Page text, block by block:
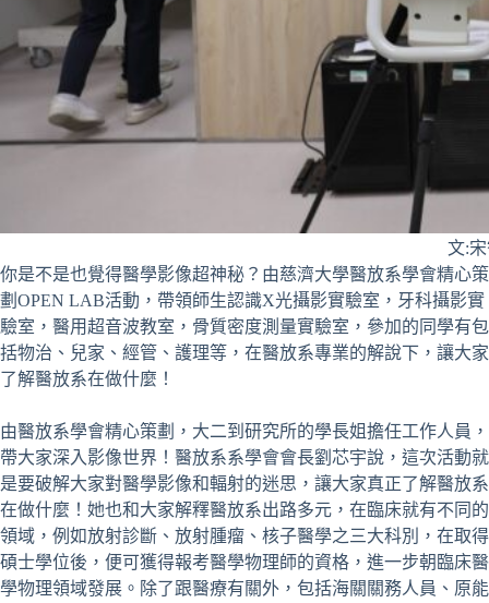
文:
你是不是也覺得醫學影像超神秘？由慈濟大學醫放系學會精心策
劃OPEN LAB活動，帶領師生認識X光攝影實驗室，牙科攝影實
驗室，醫用超音波教室，骨質密度測量實驗室，參加的同學有包
括物治、兒家、經管、護理等，在醫放系專業的解說下，讓大家
了解醫放系在做什麼！
由醫放系學會精心策劃，大二到研究所的學長姐擔任工作人員，
帶大家深入影像世界！醫放系系學會會長劉芯宇說，這次活動就
是要破解大家對醫學影像和輻射的迷思，讓大家真正了解醫放系
在做什麼！她也和大家解釋醫放系出路多元，在臨床就有不同的
領域，例如放射診斷、放射腫瘤、核子醫學之三大科別，在取得
碩士學位後，便可獲得報考醫學物理師的資格，進一步朝臨床醫
學物理領域發展。除了跟醫療有關外，包括海關關務人員、原能